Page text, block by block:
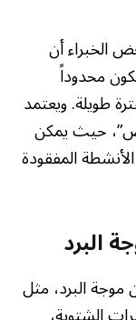
الخبراء أن
محدوداً
طويلة. ويعتمد
حيث يمكن
المفقودة
البرد
البرد، مثل